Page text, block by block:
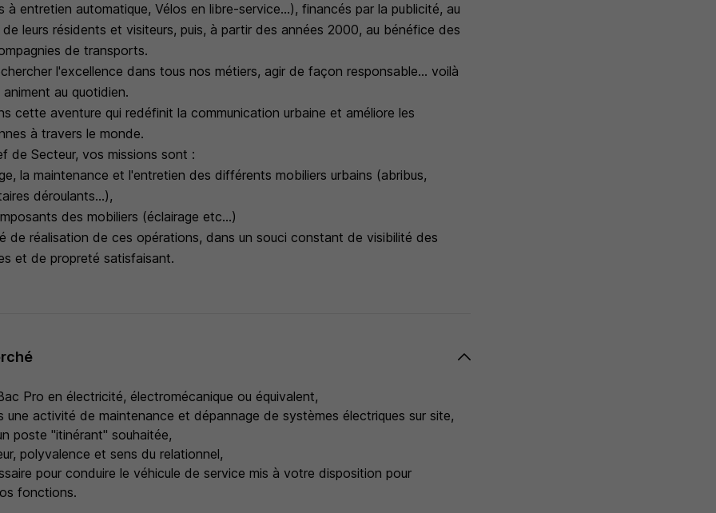
à entretien automatique, Vélos en libre-service...), financés par la publicité, au
leurs résidents et visiteurs, puis, à partir des années 2000, au bénéfice des
de transports.
l'excellence dans tous nos métiers, agir de façon responsable... voilà
au quotidien.
cette aventure qui redéfinit la communication urbaine et améliore les
à travers le monde.
de Secteur, vos missions sont :
la maintenance et l'entretien des différents mobiliers urbains (abribus,
déroulants...),
des mobiliers (éclairage etc...)
de réalisation de ces opérations, dans un souci constant de visibilité des
et de propreté satisfaisant.
Pro en électricité, électromécanique ou équivalent,
une activité de maintenance et dépannage de systèmes électriques sur site,
poste "itinérant" souhaitée,
polyvalence et sens du relationnel,
pour conduire le véhicule de service mis à votre disposition pour
fonctions.